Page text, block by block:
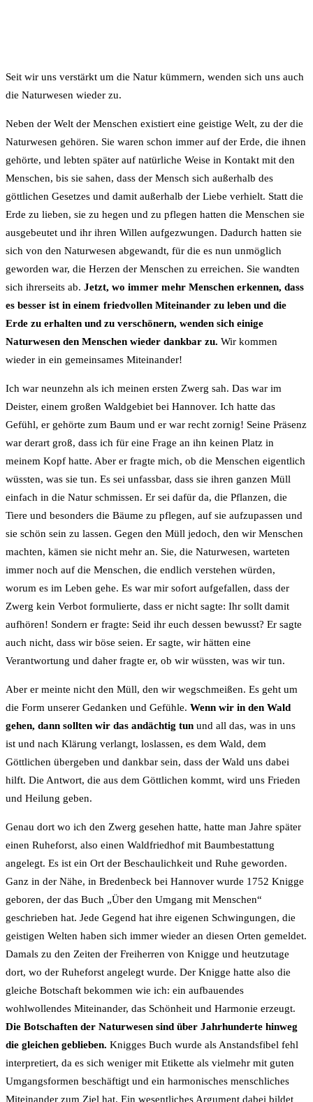
Seit wir uns verstärkt um die Natur kümmern, wenden sich uns auch
die Naturwesen wieder zu.
Neben der Welt der Menschen existiert eine geistige Welt, zu der die
Naturwesen gehören. Sie waren schon immer auf der Erde, die ihnen
gehörte, und lebten später auf natürliche Weise in Kontakt mit den
Menschen, bis sie sahen, dass der Mensch sich außerhalb des
göttlichen Gesetzes und damit außerhalb der Liebe verhielt. Statt die
Erde zu lieben, sie zu hegen und zu pflegen hatten die Menschen sie
ausgebeutet und ihr ihren Willen aufgezwungen. Dadurch hatten sie
sich von den Naturwesen abgewandt, für die es nun unmöglich
geworden war, die Herzen der Menschen zu erreichen. Sie wandten
sich ihrerseits ab. Jetzt, wo immer mehr Menschen erkennen, dass
es besser ist in einem friedvollen Miteinander zu leben und die
Erde zu erhalten und zu verschönern, wenden sich einige
Naturwesen den Menschen wieder dankbar zu. Wir kommen
wieder in ein gemeinsames Miteinander!
Ich war neunzehn als ich meinen ersten Zwerg sah. Das war im
Deister, einem großen Waldgebiet bei Hannover. Ich hatte das
Gefühl, er gehörte zum Baum und er war recht zornig! Seine Präsenz
war derart groß, dass ich für eine Frage an ihn keinen Platz in
meinem Kopf hatte. Aber er fragte mich, ob die Menschen eigentlich
wüssten, was sie tun. Es sei unfassbar, dass sie ihren ganzen Müll
einfach in die Natur schmissen. Er sei dafür da, die Pflanzen, die
Tiere und besonders die Bäume zu pflegen, auf sie aufzupassen und
sie schön sein zu lassen. Gegen den Müll jedoch, den wir Menschen
machten, kämen sie nicht mehr an. Sie, die Naturwesen, warteten
immer noch auf die Menschen, die endlich verstehen würden,
worum es im Leben gehe. Es war mir sofort aufgefallen, dass der
Zwerg kein Verbot formulierte, dass er nicht sagte: Ihr sollt damit
aufhören! Sondern er fragte: Seid ihr euch dessen bewusst? Er sagte
auch nicht, dass wir böse seien. Er sagte, wir hätten eine
Verantwortung und daher fragte er, ob wir wüssten, was wir tun.
Aber er meinte nicht den Müll, den wir wegschmeißen. Es geht um
die Form unserer Gedanken und Gefühle. Wenn wir in den Wald
gehen, dann sollten wir das andächtig tun und all das, was in uns
ist und nach Klärung verlangt, loslassen, es dem Wald, dem
Göttlichen übergeben und dankbar sein, dass der Wald uns dabei
hilft. Die Antwort, die aus dem Göttlichen kommt, wird uns Frieden
und Heilung geben.
Genau dort wo ich den Zwerg gesehen hatte, hatte man Jahre später
einen Ruheforst, also einen Waldfriedhof mit Baumbestattung
angelegt. Es ist ein Ort der Beschaulichkeit und Ruhe geworden.
Ganz in der Nähe, in Bredenbeck bei Hannover wurde 1752 Knigge
geboren, der das Buch „Über den Umgang mit Menschen“
geschrieben hat. Jede Gegend hat ihre eigenen Schwingungen, die
geistigen Welten haben sich immer wieder an diesen Orten gemeldet.
Damals zu den Zeiten der Freiherren von Knigge und heutzutage
dort, wo der Ruheforst angelegt wurde. Der Knigge hatte also die
gleiche Botschaft bekommen wie ich: ein aufbauendes
wohlwollendes Miteinander, das Schönheit und Harmonie erzeugt.
Die Botschaften der Naturwesen sind über Jahrhunderte hinweg
die gleichen geblieben. Knigges Buch wurde als Anstandsfibel fehl
interpretiert, da es sich weniger mit Etikette als vielmehr mit guten
Umgangsformen beschäftigt und ein harmonisches menschliches
Miteinander zum Ziel hat. Ein wesentliches Argument dabei bildet